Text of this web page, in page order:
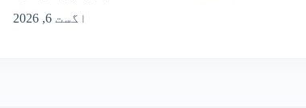
اگست 6, 2026